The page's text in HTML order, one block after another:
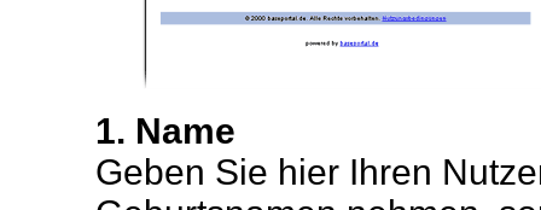
1. Name
Geben Sie hier Ihren